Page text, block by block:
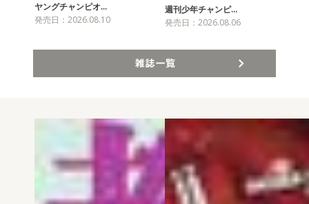
ヤングチャンピオ…
発売日：2026.08.10
週刊少年チャンピ…
発売日：2026.08.06